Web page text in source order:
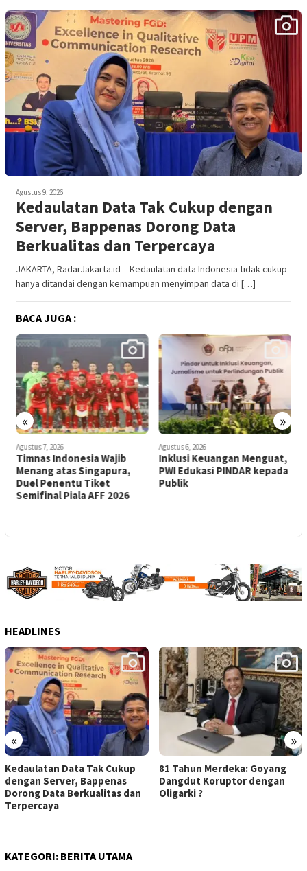
Agustus 9, 2026
Kedaulatan Data Tak Cukup dengan
Server, Bappenas Dorong Data
Berkualitas dan Terpercaya
JAKARTA, RadarJakarta.id – Kedaulatan data Indonesia tidak cukup
hanya ditandai dengan kemampuan menyimpan data di […]
BACA JUGA :
« »
Agustus 7, 2026
Timnas Indonesia Wajib
Menang atas Singapura,
Duel Penentu Tiket
Semifinal Piala AFF 2026
Agustus 6, 2026
Inklusi Keuangan Menguat,
PWI Edukasi PINDAR kepada
Publik
HEADLINES
« »
Kedaulatan Data Tak Cukup
dengan Server, Bappenas
Dorong Data Berkualitas dan
Terpercaya
81 Tahun Merdeka: Goyang
Dangdut Koruptor dengan
Oligarki ?
KATEGORI: BERITA UTAMA